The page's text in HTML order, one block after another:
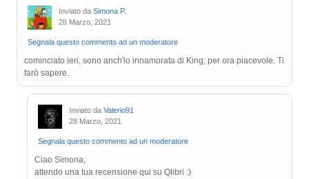
Inviato da Simona P.
26 Marzo, 2021
Segnala questo commento ad un moderatore
cominciato ieri, sono anch'io innamorata di King; per ora piacevole. Ti
farò sapere.
Inviato da Valerio91
28 Marzo, 2021
Segnala questo commento ad un moderatore
Ciao Simona,
attendo una tua recensione qui su Qlibri :)